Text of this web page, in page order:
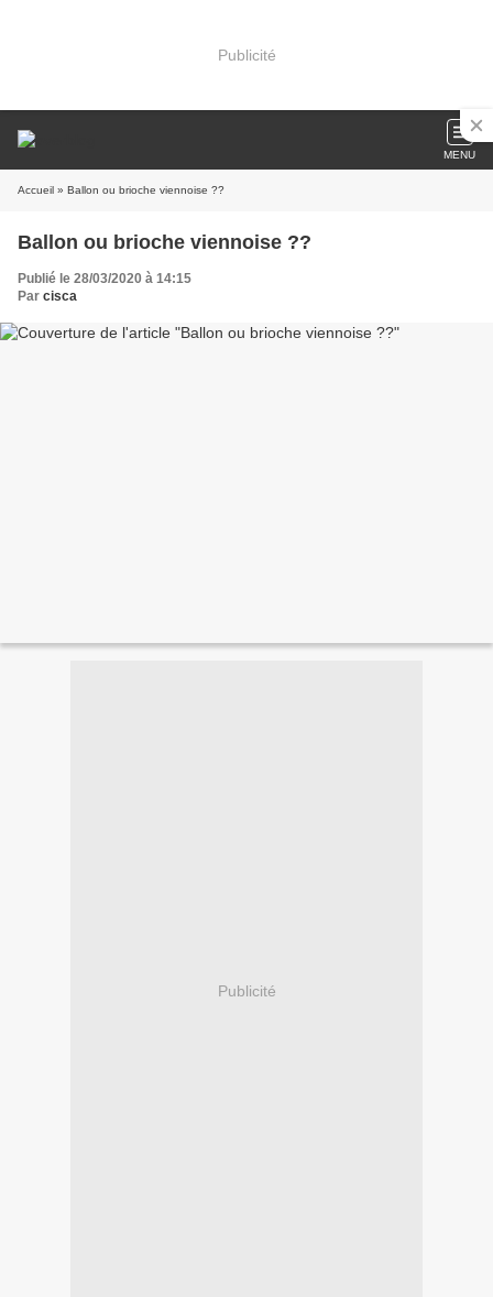
Publicité
MENU
Accueil » Ballon ou brioche viennoise ??
Ballon ou brioche viennoise ??
Publié le 28/03/2020 à 14:15
Par cisca
Publicité